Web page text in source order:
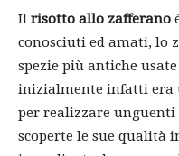
Il risotto allo zafferano
conosciuti ed amati, lo
spezie più antiche
inizialmente infatti era
per realizzare unguenti
scoperte le sue qualità